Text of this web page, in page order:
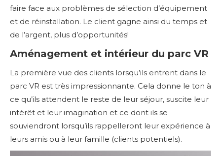
faire face aux problèmes de sélection d’équipement
et de réinstallation. Le client gagne ainsi du temps et
de l’argent, plus d’opportunités!
Aménagement et intérieur du parc VR
La première vue des clients lorsqu’ils entrent dans le
parc VR est très impressionnante. Cela donne le ton à
ce qu’ils attendent le reste de leur séjour, suscite leur
intérêt et leur imagination et ce dont ils se
souviendront lorsqu’ils rappelleront leur expérience à
leurs amis ou à leur famille (clients potentiels).